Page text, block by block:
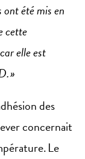
été mis en
cette
elle est
»
des
concernait
Le